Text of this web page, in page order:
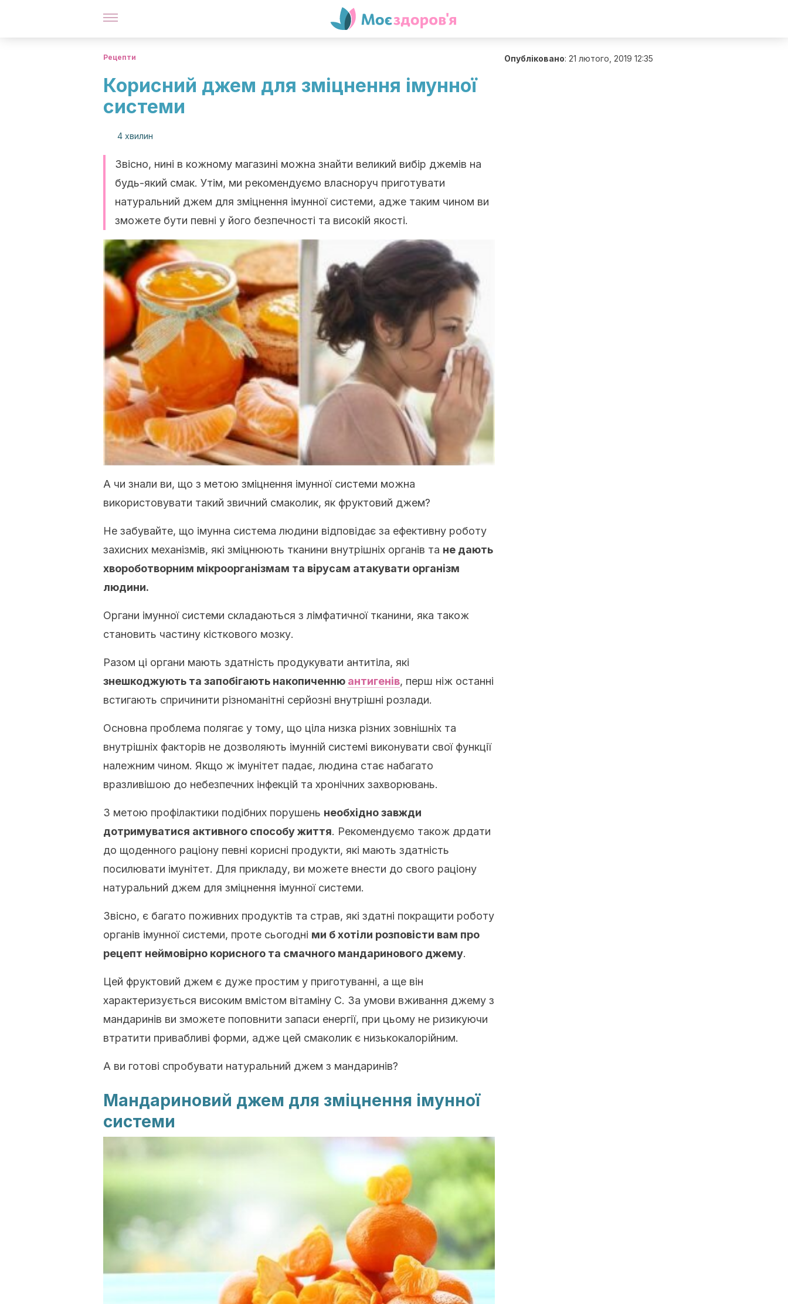
Рецепти
Корисний джем для зміцнення імунної
системи
4 хвилин
Звісно, нині в кожному магазині можна знайти великий вибір джемів на
будь-який смак. Утім, ми рекомендуємо власноруч приготувати
натуральний джем для зміцнення імунної системи, адже таким чином ви
зможете бути певні у його безпечності та високій якості.
А чи знали ви, що з метою зміцнення імунної системи можна
використовувати такий звичний смаколик, як фруктовий джем?
Не забувайте, що імунна система людини відповідає за ефективну роботу
захисних механізмів, які зміцнюють тканини внутрішніх органів та не дають
хвороботворним мікроорганізмам та вірусам атакувати організм
людини.
Органи імунної системи складаються з лімфатичної тканини, яка також
становить частину кісткового мозку.
Разом ці органи мають здатність продукувати антитіла, які
знешкоджують та запобігають накопиченню антигенів, перш ніж останні
встигають спричинити різноманітні серйозні внутрішні розлади.
Основна проблема полягає у тому, що ціла низка різних зовнішніх та
внутрішніх факторів не дозволяють імунній системі виконувати свої функції
належним чином. Якщо ж імунітет падає, людина стає набагато
вразливішою до небезпечних інфекцій та хронічних захворювань.
З метою профілактики подібних порушень необхідно завжди
дотримуватися активного способу життя. Рекомендуємо також дрдати
до щоденного раціону певні корисні продукти, які мають здатність
посилювати імунітет. Для прикладу, ви можете внести до свого раціону
натуральний джем для зміцнення імунної системи.
Звісно, є багато поживних продуктів та страв, які здатні покращити роботу
органів імунної системи, проте сьогодні ми б хотіли розповісти вам про
рецепт неймовірно корисного та смачного мандаринового джему.
Цей фруктовий джем є дуже простим у приготуванні, а ще він
характеризується високим вмістом вітаміну С. За умови вживання джему з
мандаринів ви зможете поповнити запаси енергії, при цьому не ризикуючи
втратити привабливі форми, адже цей смаколик є низькокалорійним.
А ви готові спробувати натуральний джем з мандаринів?
Мандариновий джем для зміцнення імунної
системи
Опубліковано: 21 лютого, 2019 12:35